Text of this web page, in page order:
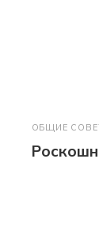
ОБЩИЕ